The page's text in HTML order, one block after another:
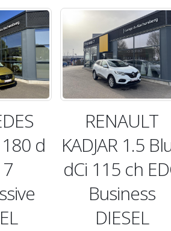
d
RENAULT
KADJAR 1.5
dCi 115 ch
Business
DIESEL